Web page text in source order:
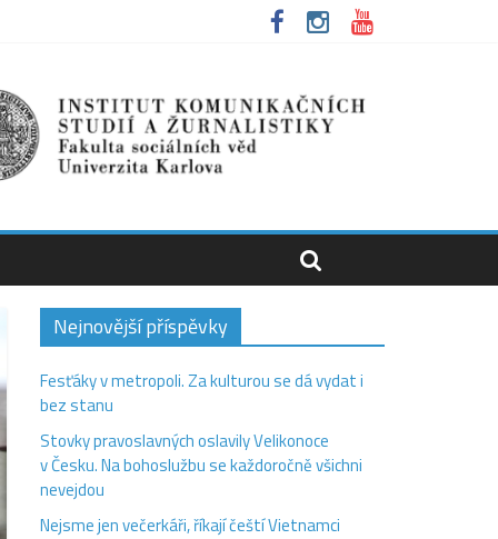
Nejnovější příspěvky
Fesťáky v metropoli. Za kulturou se dá vydat i
bez stanu
Stovky pravoslavných oslavily Velikonoce
v Česku. Na bohoslužbu se každoročně všichni
nevejdou
Nejsme jen večerkáři, říkají čeští Vietnamci